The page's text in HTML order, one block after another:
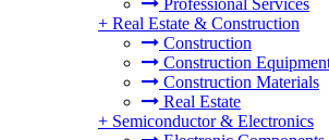
Professional Services
+ Real Estate & Construction
Construction
Construction
Construction Materials
Real Estate
+ Semiconductor & Electronics